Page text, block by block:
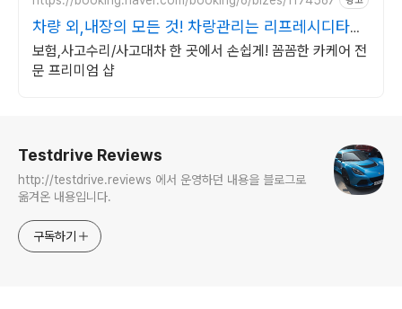
차량 외,내장의 모든 것! 차랑관리는 리프레시디타일
링
보험,사고수리/사고대차 한 곳에서 손쉽게! 꼼꼼한 카케어 전
문 프리미엄 샵
Testdrive Reviews
http://testdrive.reviews 에서 운영하던 내용을 블로그로
옮겨온 내용입니다.
구독하기